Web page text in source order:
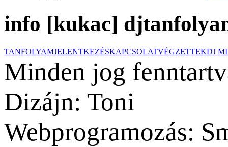
info [kukac]
TANFOLYAMJELENTKEZÉSKAPCSOLATVÉGZETTEKDJ
Minden jog
Dizájn: Toni
Webprogramozás: